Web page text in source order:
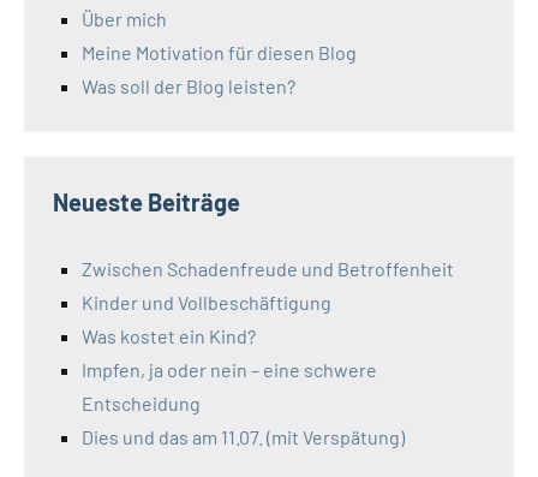
Über mich
Meine Motivation für diesen Blog
Was soll der Blog leisten?
Neueste Beiträge
Zwischen Schadenfreude und Betroffenheit
Kinder und Vollbeschäftigung
Was kostet ein Kind?
Impfen, ja oder nein – eine schwere
Entscheidung
Dies und das am 11.07. (mit Verspätung)